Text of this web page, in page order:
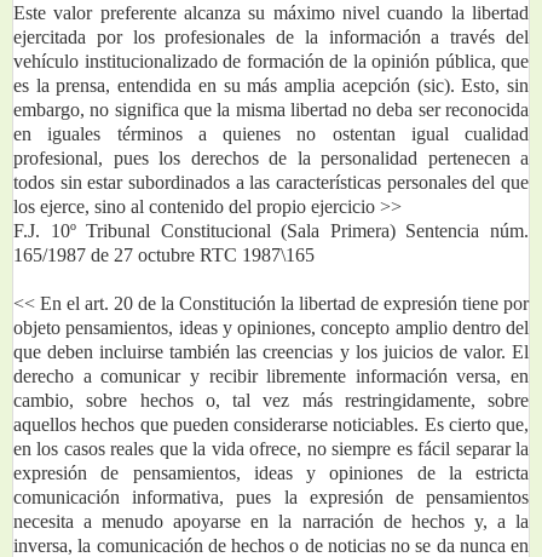
Este valor preferente alcanza su máximo nivel cuando la libertad
ejercitada por los profesionales de la información a través del
vehículo institucionalizado de formación de la opinión pública, que
es la prensa, entendida en su más amplia acepción (sic). Esto, sin
embargo, no significa que la misma libertad no deba ser reconocida
en iguales términos a quienes no ostentan igual cualidad
profesional, pues los derechos de la personalidad pertenecen a
todos sin estar subordinados a las características personales del que
los ejerce, sino al contenido del propio ejercicio >>
F.J. 10º Tribunal Constitucional (Sala Primera) Sentencia núm.
165/1987 de 27 octubre RTC 1987\165
<< En el art. 20 de la Constitución la libertad de expresión tiene por
objeto pensamientos, ideas y opiniones, concepto amplio dentro del
que deben incluirse también las creencias y los juicios de valor. El
derecho a comunicar y recibir libremente información versa, en
cambio, sobre hechos o, tal vez más restringidamente, sobre
aquellos hechos que pueden considerarse noticiables. Es cierto que,
en los casos reales que la vida ofrece, no siempre es fácil separar la
expresión de pensamientos, ideas y opiniones de la estricta
comunicación informativa, pues la expresión de pensamientos
necesita a menudo apoyarse en la narración de hechos y, a la
inversa, la comunicación de hechos o de noticias no se da nunca en